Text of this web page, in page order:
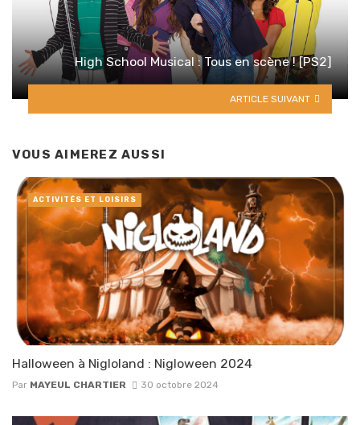
High School Musical : Tous en scène ! [PS2]
ARTICLE SUIVANT
VOUS AIMEREZ AUSSI
Halloween à Nigloland : Nigloween 2024
Par MAYEUL CHARTIER 30 octobre 2024
ACTIVITÉS ET LOISIRS